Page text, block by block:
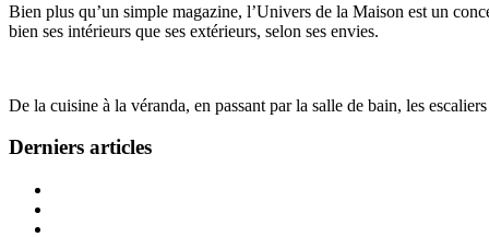
Bien plus qu’un simple magazine, l’Univers de la Maison est un
bien ses intérieurs que ses extérieurs, selon ses envies.
De la cuisine à la véranda, en passant par la salle de bain, les
Derniers articles